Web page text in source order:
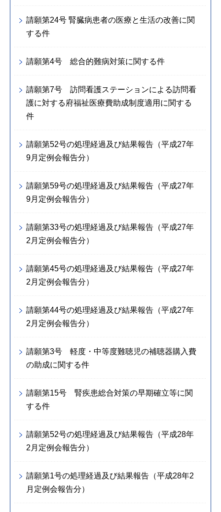
請願第24号 腎臓病患者の医療と生活の改善に関
する件
請願第4号 総合的難病対策に関する件
請願第7号 訪問看護ステーションによる訪問看
護に対する府福祉医療費助成制度適用に関する
件
請願第52号の処理経過及び結果報告（平成27年
9月定例会報告分）
請願第59号の処理経過及び結果報告（平成27年
9月定例会報告分）
請願第33号の処理経過及び結果報告（平成27年
2月定例会報告分）
請願第45号の処理経過及び結果報告（平成27年
2月定例会報告分）
請願第44号の処理経過及び結果報告（平成27年
2月定例会報告分）
請願第3号 軽度・中等度難聴児の補聴器購入費
の助成に関する件
請願第15号 腎疾患総合対策の早期確立等に関
する件
請願第52号の処理経過及び結果報告（平成28年
2月定例会報告分）
請願第1号の処理経過及び結果報告（平成28年2
月定例会報告分）